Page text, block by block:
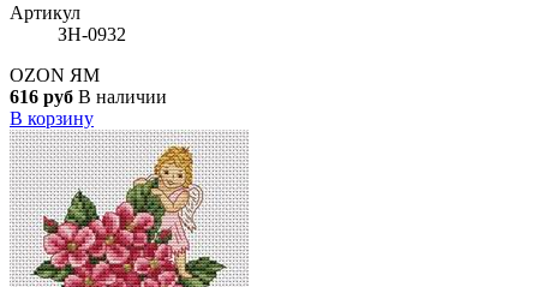
Артикул
ЗН-0932
OZON ЯМ
616 руб В наличии
В корзину